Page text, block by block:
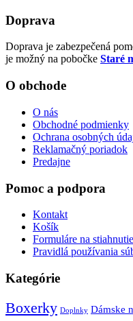
Doprava
Doprava je zabezpečená
je možný na pobočke Staré
O obchode
O nás
Obchodné podmienky
Ochrana osobných
Reklamačný poriadok
Predajne
Pomoc a podpora
Kontakt
Košík
Formuláre na stiahnutie
Pravidlá používania
Kategórie
Boxerky Doplnky Dámske